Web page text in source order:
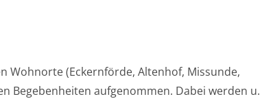
Wohnorte (Eckernförde, Altenhof, Missunde,
Begebenheiten aufgenommen. Dabei werden u.